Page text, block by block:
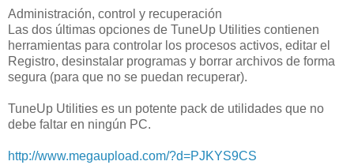
Administración, control y recuperación
Las dos últimas opciones de TuneUp Utilities contienen
herramientas para controlar los procesos activos, editar el
Registro, desinstalar programas y borrar archivos de forma
segura (para que no se puedan recuperar).
TuneUp Utilities es un potente pack de utilidades que no
debe faltar en ningún PC.
http://www.megaupload.com/?d=PJKYS9CS